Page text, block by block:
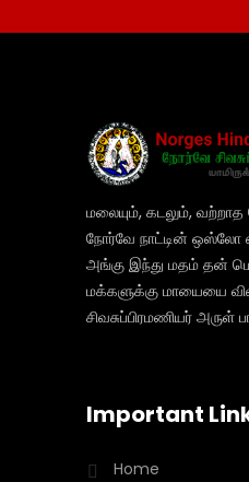
மலையும், கடலும், வற்றாத
நோர்வே நாட்டின் ஒஸ்லோ
அங்கு இந்து மதம் தன்
மக்களுக்கு மாயையை
சிவசுப்பிரமணியர் அருள்
Important
Home